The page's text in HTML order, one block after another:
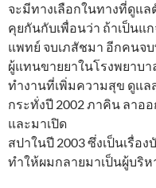
จะมีทางเลือกในทางที่ดูแ
คุยกันกับเพื่อนว่า ถ้าเป็นแ
แพทย์ จบเภสัชมา อีกคนจ
ผู้แทนขายยาในโรงพยาบ
ทำงานที่เพิ่มความสุข ดูแ
กระทั่งปี 2002 ภาคิน ลาอ
และมาเปิด
สปาในปี 2003 ซึ่งเป็นเรื่อ
ทำให้ผมกลายมาเป็นผู้บริ